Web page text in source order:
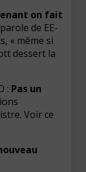
on fait
de EE-
« même si
dessert la
: Pas un
Voir ce